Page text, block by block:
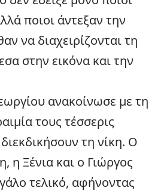
ποιοι άντεξαν την
να διαχειρίζονται τη
στην εικόνα και την
ανακοίνωσε με τη
τους τέσσερις
τη νίκη. Ο
η Ξένια και ο Γιώργος
τελικό, αφήνοντας